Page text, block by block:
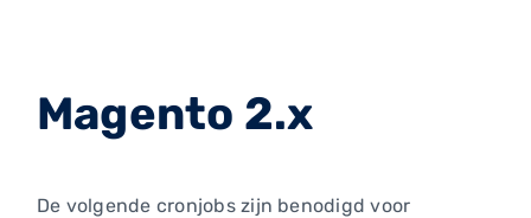
Magento 2.x
De volgende cronjobs zijn benodigd voor